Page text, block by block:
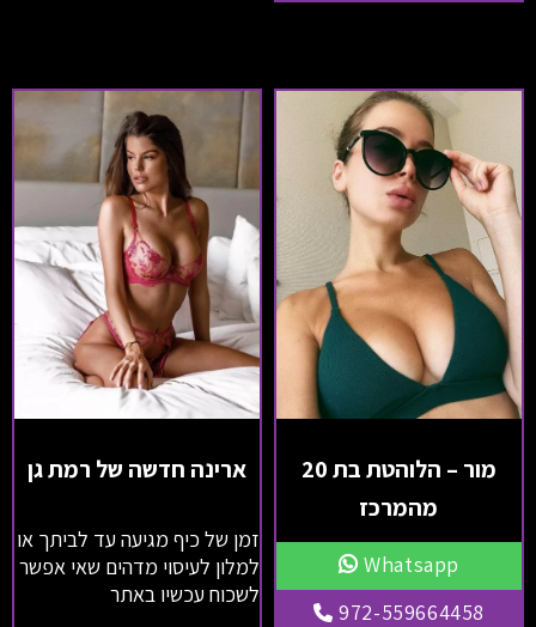
מור – הלוהטת בת 20
מהמרכז
Whatsapp
972-559664458
ארינה חדשה של רמת גן
זמן של כיף מגיעה עד לביתך או
למלון לעיסוי מדהים שאי אפשר
לשכוח עכשיו באתר